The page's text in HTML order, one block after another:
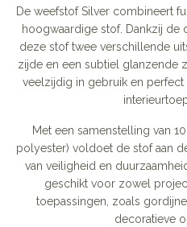
De weefstof Silver combineert
hoogwaardige stof. Dankzij
deze stof twee verschillende
zijde en een subtiel glanzende
veelzijdig in gebruik en
Met een samenstelling van
polyester) voldoet de stof aan
van veiligheid en
geschikt voor zowel
toepassingen, zoals
decoratieve